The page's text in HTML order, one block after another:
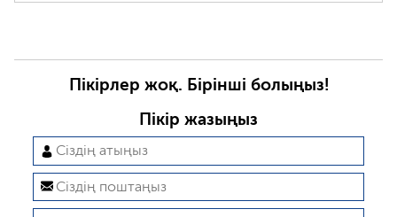
Пікірлер жоқ. Бірінші болыңыз!
Пікір жазыңыз